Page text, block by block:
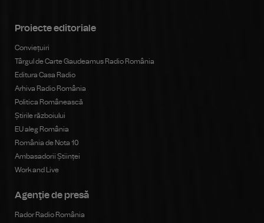
Proiecte editoriale
Conviețuiri
Târgul de Carte Gaudeamus Radio România
Editura Casa Radio
Arhiva Radio România
Politica Românească
Știrile războiului
EU aleg România
România de Nota 10
Ambasadorii Științei
Work and Live
Agenţie de presă
Rador Radio România